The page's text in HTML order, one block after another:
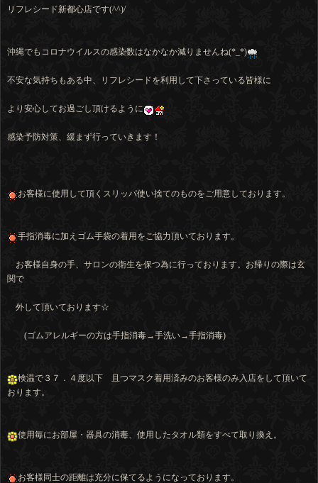
リフレシード新都心店です(^^)/
沖縄でもコロナウイルスの感染数はなかなか減りませんね(*_*)
不安な気持ちもある中、リフレシードを利用して下さっている皆様に
より安心してお過ごし頂けるように
感染予防対策、緩まず行っていきます！
お客様に使用して頂くスリッパ使い捨てのものをご用意しております。
手指消毒に加えゴム手袋の着用をご協力頂いております。
お客様自身の手、サロンの衛生を保つ為に行っております。お帰りの際は玄
関で
外して頂いております☆
(ゴムアレルギーの方は手指消毒→手洗い→手指消毒)
検温で３７．４度以下 且つマスク着用済みのお客様のみ入店をして頂いて
おります。
使用毎にお部屋・器具の消毒、使用したタオル類をすべて取り換え。
お客様同士の距離は充分に保てるようになっております。